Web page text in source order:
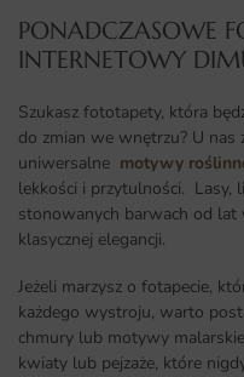
PONADCZASOWE
INTERNETOWY
Szukasz fototapety, która
do zmian we wnętrzu? U nas
uniwersalne motywy
lekkości i przytulności. Lasy,
stonowanych barwach od lat
klasycznej elegancji.
Jeżeli marzysz o fotapecie,
każdego wystroju, warto
chmury lub motywy
kwiaty lub pejzaże, które